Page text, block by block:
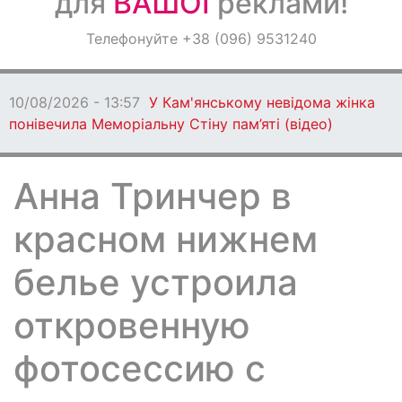
ОголошенняТелефонуйте +38 (096) 9531240
10/08/2026 - 13:57 У Кам'янському невідома жінка
понівечила Меморіальну Стіну пам’яті (відео)
Анна Тринчер в
красном нижнем
белье устроила
откровенную
фотосессию с